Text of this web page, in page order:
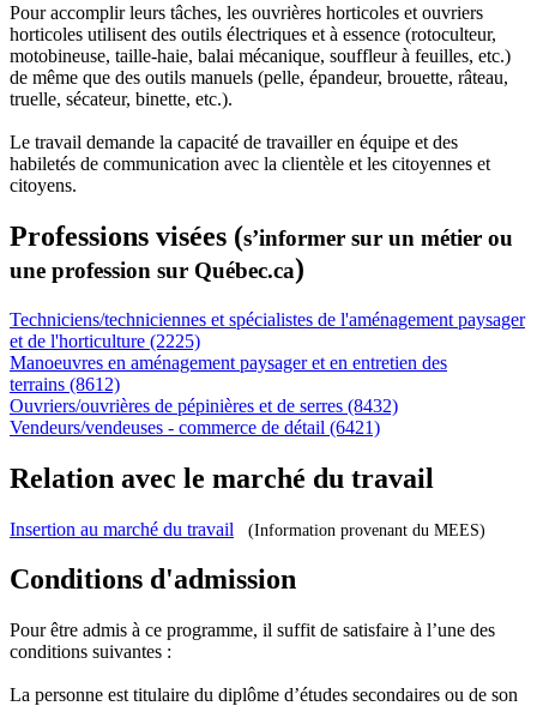
Pour accomplir leurs tâches, les ouvrières horticoles et ouvriers
horticoles utilisent des outils électriques et à essence (rotoculteur,
motobineuse, taille-haie, balai mécanique, souffleur à feuilles, etc.)
de même que des outils manuels (pelle, épandeur, brouette, râteau,
truelle, sécateur, binette, etc.).
Le travail demande la capacité de travailler en équipe et des
habiletés de communication avec la clientèle et les citoyennes et
citoyens.
Professions visées (s’informer sur un métier ou
une profession sur Québec.ca)
Techniciens/techniciennes et spécialistes de l'aménagement paysager
et de l'horticulture (2225)
Manoeuvres en aménagement paysager et en entretien des
terrains (8612)
Ouvriers/ouvrières de pépinières et de serres (8432)
Vendeurs/vendeuses - commerce de détail (6421)
Relation avec le marché du travail
Insertion au marché du travail (Information provenant du MEES)
Conditions d'admission
Pour être admis à ce programme, il suffit de satisfaire à l’une des
conditions suivantes :
La personne est titulaire du diplôme d’études secondaires ou de son